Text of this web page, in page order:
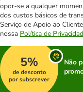
opor-se a qualquer
dos custos básicos de
Serviço de Apoio ao
nossa Política de
5%
de desconto
por subscrever
Não